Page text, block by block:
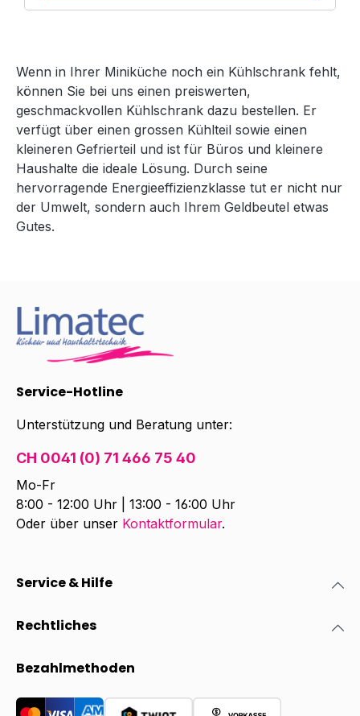
Wenn in Ihrer Miniküche noch ein Kühlschrank fehlt,
können Sie bei uns einen preiswerten,
geschmackvollen Kühlschrank dazu bestellen. Er
verfügt über einen grossen Kühlteil sowie einen
kleineren Gefrierteil und ist für Büros und kleinere
Haushalte die ideale Lösung. Durch seine
hervorragende Energieeffizienzklasse tut er nicht nur
der Umwelt, sondern auch Ihrem Geldbeutel etwas
Gutes.
Service-Hotline
Unterstützung und Beratung unter:
CH 0041 (0) 71 466 75 40
Mo-Fr
8:00 - 12:00 Uhr | 13:00 - 16:00 Uhr
Oder über unser Kontaktformular.
Service & Hilfe
Rechtliches
Bezahlmethoden